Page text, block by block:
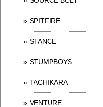
SPITFIRE
STANCE
STUMPBOYS
TACHIKARA
VENTURE